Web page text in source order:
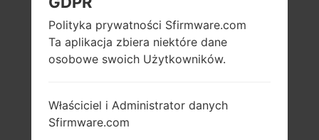
Polityka prywatności Sfirmware.com
Ta aplikacja zbiera niektóre dane
osobowe swoich Użytkowników.
Właściciel i Administrator danych
Sfirmware.com